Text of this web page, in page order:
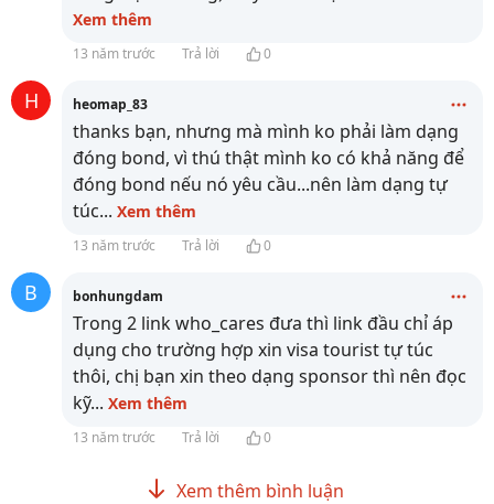
Xem thêm
13 năm trước Trả lời 0
H heomap_83
thanks bạn, nhưng mà mình ko phải làm dạng
đóng bond, vì thú thật mình ko có khả năng để
đóng bond nếu nó yêu cầu...nên làm dạng tự
túc... Xem thêm
13 năm trước Trả lời 0
B bonhungdam
Trong 2 link who_cares đưa thì link đầu chỉ áp
dụng cho trường hợp xin visa tourist tự túc
thôi, chị bạn xin theo dạng sponsor thì nên đọc
kỹ... Xem thêm
13 năm trước Trả lời 0
Xem thêm bình luận